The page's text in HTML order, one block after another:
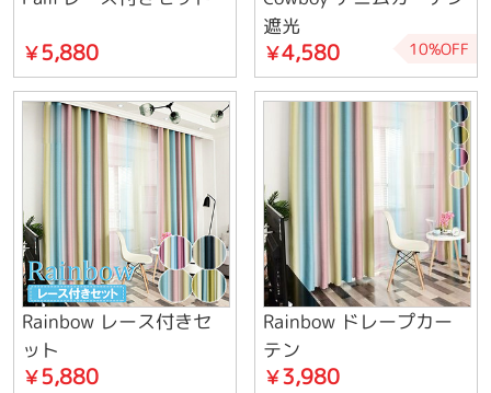
￥5,880 10%OFF
遮光
￥4,580
Rainbow レース付きセ
ット
￥5,880
Rainbow ドレープカー
テン
￥3,980